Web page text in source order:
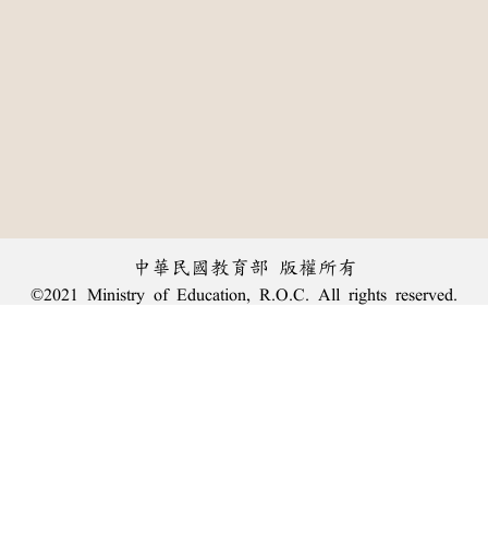
中華民國教育部 版權所有
©2021 Ministry of Education, R.O.C. All rights reserved.